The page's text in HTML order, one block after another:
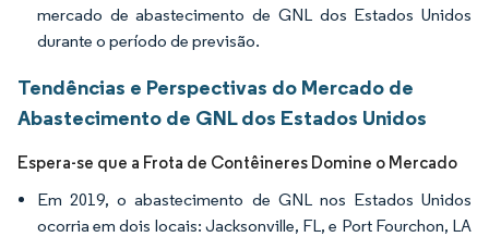
mercado de abastecimento de GNL dos Estados Unidos
durante o período de previsão.
Tendências e Perspectivas do Mercado de
Abastecimento de GNL dos Estados Unidos
Espera-se que a Frota de Contêineres Domine o Mercado
Em 2019, o abastecimento de GNL nos Estados Unidos
ocorria em dois locais: Jacksonville, FL, e Port Fourchon, LA